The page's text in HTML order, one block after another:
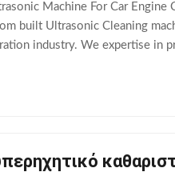
Machine For Car
built Ultrasonic Cleaning
industry. We expertise in